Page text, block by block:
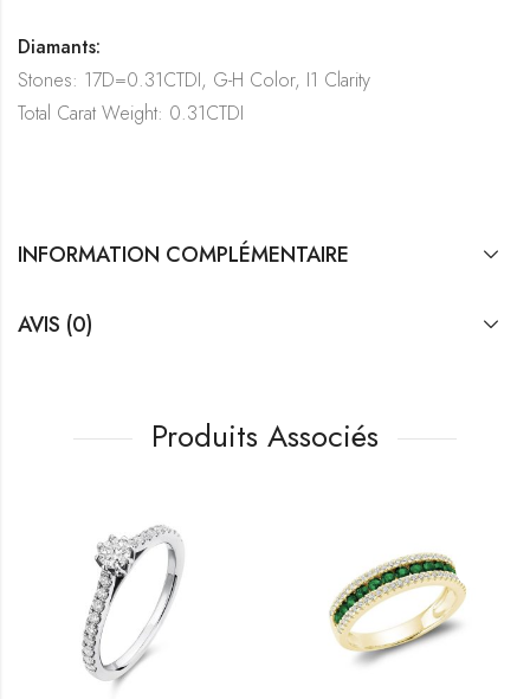
Diamants:
Stones: 17D=0.31CTDI, G-H Color, I1 Clarity
Total Carat Weight: 0.31CTDI
INFORMATION COMPLÉMENTAIRE
AVIS (0)
Produits Associés